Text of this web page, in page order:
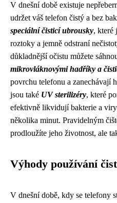
V dnešní době existuje
udržet váš telefon čistý a bez
speciální čisticí ubrousky, které
roztoky a jemně odstraní
důkladnější očistu můžete
mikrovláknovými hadříky a
povrchu telefonu a zanechávají
jsou také UV sterilizéry, které
efektivně likvidují bakterie a
několika minut. Pravidelným
prodloužíte jeho životnost, ale
Výhody používání
V dnešní době, kdy se telefony